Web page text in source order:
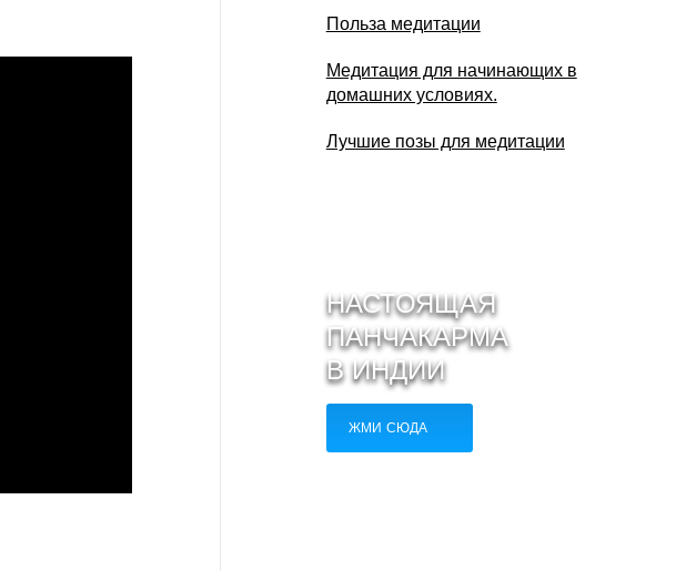
Польза медитации
Медитация для начинающих в
домашних условиях.
Лучшие позы для медитации
НАСТОЯЩАЯ
ПАНЧАКАРМА
В ИНДИИ
ЖМИ СЮДА